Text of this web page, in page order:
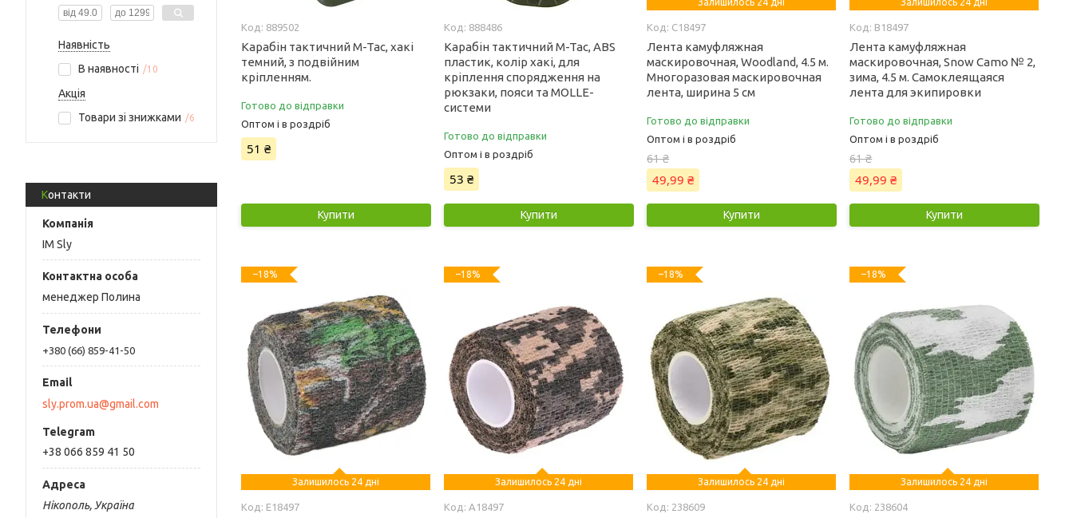
Наявність
В наявності
10
Акція
Товари зі знижками
6
Контакти
IM Sly
менеджер Полина
+380 (66) 859-41-50
sly.prom.ua@gmail.com
+38 066 859 41 50
Нікополь, Україна
889502
Карабін тактичний M-Tac, хакі
темний, з подвійним
кріпленням.
Готово до відправки
Оптом і в роздріб
51 ₴
Купити
888486
Карабін тактичний M-Tac, ABS
пластик, колір хакі, для
кріплення спорядження на
рюкзаки, пояси та MOLLE-
системи
Готово до відправки
Оптом і в роздріб
53 ₴
Купити
C18497
Лента камуфляжная
маскировочная, Woodland, 4.5 м.
Многоразовая маскировочная
лента, ширина 5 см
Готово до відправки
Оптом і в роздріб
61 ₴
49,99 ₴
Купити
B18497
Лента камуфляжная
маскировочная, Snow Camo № 2,
зима, 4.5 м. Самоклеящаяся
лента для экипировки
Готово до відправки
Оптом і в роздріб
61 ₴
49,99 ₴
Купити
–18%
Залишилось 24 дні
E18497
–18%
Залишилось 24 дні
A18497
–18%
Залишилось 24 дні
238609
–18%
Залишилось 24 дні
238604